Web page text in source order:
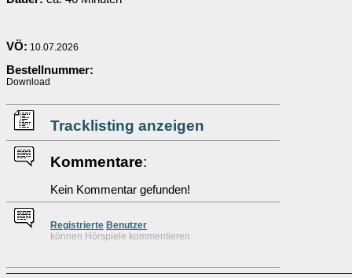
VÖ: 10.07.2026
Bestellnummer:
Download
Tracklisting anzeigen
Kommentare:
Kein Kommentar gefunden!
Registrierte Benutzer
können Hörspiele kommentieren